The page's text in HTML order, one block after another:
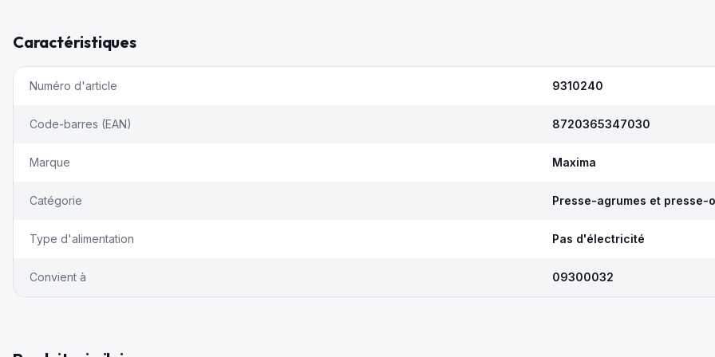
Caractéristiques
Numéro d'article 9310240
Code-barres (EAN) 8720365347030
Marque Maxima
Catégorie Presse-agrumes et presse-
Type d'alimentation Pas d'électricité
Convient à 09300032